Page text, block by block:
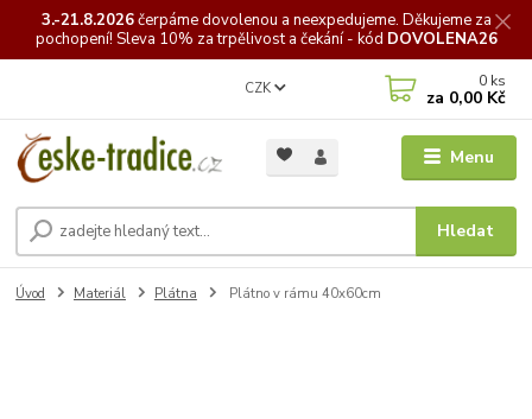
3.-21.8.2026čerpámedovolenou a neexpedujeme. Děkujeme za
pochopení! Sleva 10% za trpělivost a čekání - kód DOVOLENA26
Menu
CZK
Hledat
0 ks
za 0,00 Kč
Úvod Materiál Plátna Plátno v rámu 40x60cm